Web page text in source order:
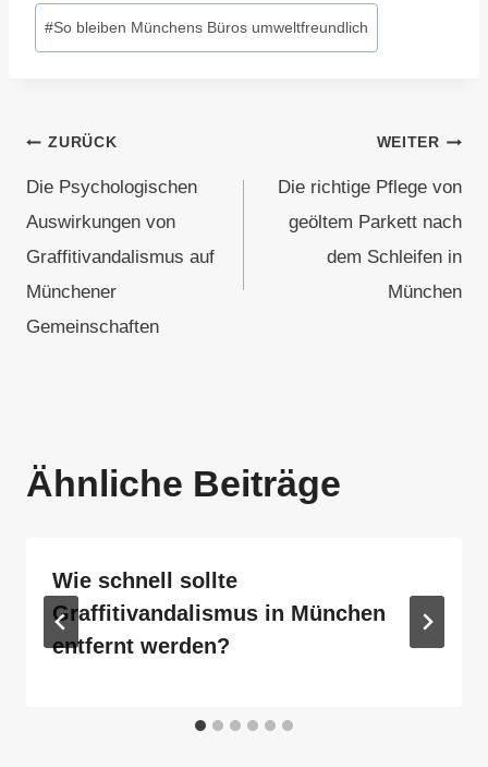
Schlagworte:
#So bleiben Münchens Büros umweltfreundlich
Beitragsnavigation
ZURÜCK
Die Psychologischen
Auswirkungen von
Graffitivandalismus auf
Münchener
Gemeinschaften
WEITER
Die richtige Pflege von
geöltem Parkett nach
dem Schleifen in
München
Ähnliche Beiträge
Wie schnell sollte
Graffitivandalismus in München
entfernt werden?